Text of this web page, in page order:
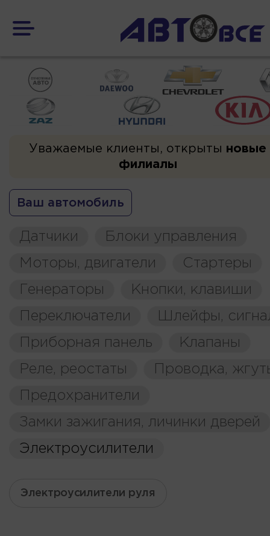
Уважаемые клиенты, открыты новые
филиалы
Ваш автомобиль
Датчики
Блоки управления
Моторы, двигатели
Стартеры
Генераторы
Кнопки, клавиши
Переключатели
Шлейфы,
Приборная панель
Клапаны
Реле, реостаты
Проводка,
Предохранители
Замки зажигания, личинки дверей
Электроусилители
Электроусилители руля